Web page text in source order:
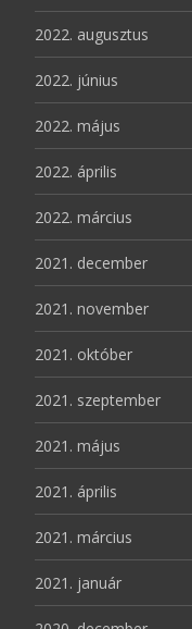
2022. augusztus
2022. június
2022. május
2022. április
2022. március
2021. december
2021. november
2021. október
2021. szeptember
2021. május
2021. április
2021. március
2021. január